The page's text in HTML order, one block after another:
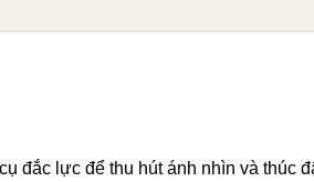
đắc lực để thu hút ánh nhìn và thúc